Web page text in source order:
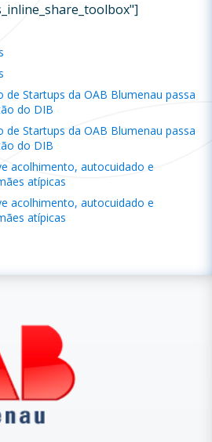
de Startups da OAB Blumenau passa
do DIB
de Startups da OAB Blumenau passa
do DIB
acolhimento, autocuidado e
atípicas
acolhimento, autocuidado e
atípicas